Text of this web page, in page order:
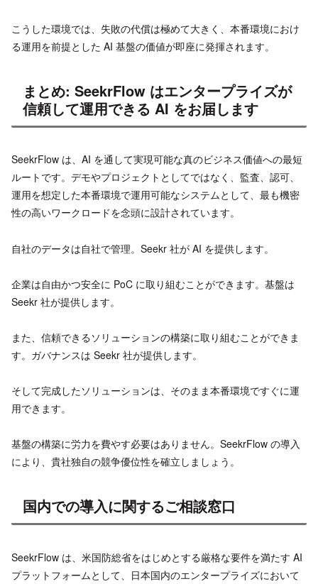
こうした環境では、失敗の代償は極めて大きく、本番環境におけ
る運用を前提とした AI 基盤の価値が即座に発揮されます。
まとめ: SeekrFlow はエンタープライズが
信頼して運用できる AI をお届します
SeekrFlow は、AI を通して実現可能な真のビジネス価値への最短
ルートです。デモやプロジェクトとしてではなく、監査、認可、
運用を想定した本番環境で運用可能なシステムとして、最も機密
性の高いワークロードを念頭に設計されています。
自社のデータは自社で管理。Seekr 社が AI を提供します。
企業は自由かつ安全に PoC に取り組むことができます。基盤は
Seekr 社が提供します。
また、信頼できるソリューションの構築に取り組むことができま
す。ガバナンスは Seekr 社が提供します。
そして完成したソリューションは、そのまま本番環境ですぐに運
用できます。
基盤の構築に労力を費やす必要はありません。SeekrFlow の導入
により、貴社独自の競争優位性を確立しましょう。
国内での導入に関するご相談窓口
SeekrFlow は、米国防総省をはじめとする厳格な要件を満たす AI
プラットフォームとして、日本国内のエンタープライズにおいて